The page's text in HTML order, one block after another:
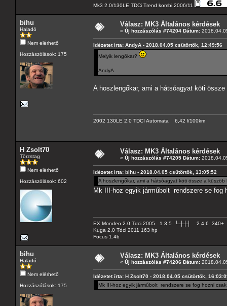
Mk3 2.0/130LE TDCi Trend kombi 2006/11
bihu
Haladó
Nem elérhető
Hozzászólások: 175
Válasz: MK3 Általános kérdések
« Új hozzászólás #74204 Dátum:
Idézetet írta: AndyA - 2018.04.05 csütörtök, 12:49:56
Melyik lengőkar?
AndyA
A hoszlengőkar, ami a hátsóagyat köti
2002 130LE 2.0 TDCI Automata 6,42 l/100km
H Zsolt70
Törzstag
Nem elérhető
Hozzászólások: 602
Válasz: MK3 Általános kérdések
« Új hozzászólás #74205 Dátum:
Idézetet írta: bihu - 2018.04.05 csütörtök, 13:05:52
A hoszlengőkar, ami a hátsóagyat köti össze a küszöb
Mk III-hoz egyik járműbolt rendszere se
EX Mondeo 2.0 Tdci 2005 1 3 5 └-┼┼┤ 2 4 6 340+
Kuga 2.0 Tdci 2011 163 hp
Focus 1.4b
bihu
Haladó
Nem elérhető
Hozzászólások: 175
Válasz: MK3 Általános kérdések
« Új hozzászólás #74206 Dátum:
Idézetet írta: H Zsolt70 - 2018.04.05 csütörtök,
Mk III-hoz egyik járműbolt rendszere se fog hozni